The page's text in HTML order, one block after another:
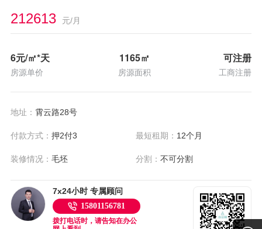
212613 元/月
6元/㎡*天
房源单价
1165㎡
房源面积
可注册
工商注册
地址： 霄云路28号
付款方式： 押2付3 最短租期： 12个月
装修情况： 毛坯 分割：不可分割
7x24小时 专属顾问
15801156781
拨打电话时，请告知在办公